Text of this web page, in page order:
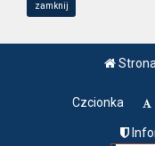
zamknij
Czcionka